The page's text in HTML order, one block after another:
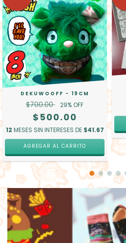
DEKUWOOFF - 19CM
$700.00 29% OFF
$500.00
12 MESES SIN INTERESES DE $41.67
AGREGAR AL CARRITO